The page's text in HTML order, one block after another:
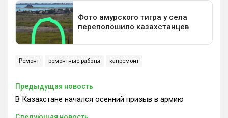
Ремонт ремонтные работы капремонт
Предыдущая новость
В Казахстане начался осенний призыв в армию